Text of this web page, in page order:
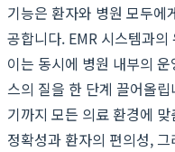
기능은 환자와 병원 모두에
공합니다. EMR 시스템과
이는 동시에 병원 내부의
스의 질을 한 단계 끌어올
기까지 모든 의료 환경에
정확성과 환자의 편의성,